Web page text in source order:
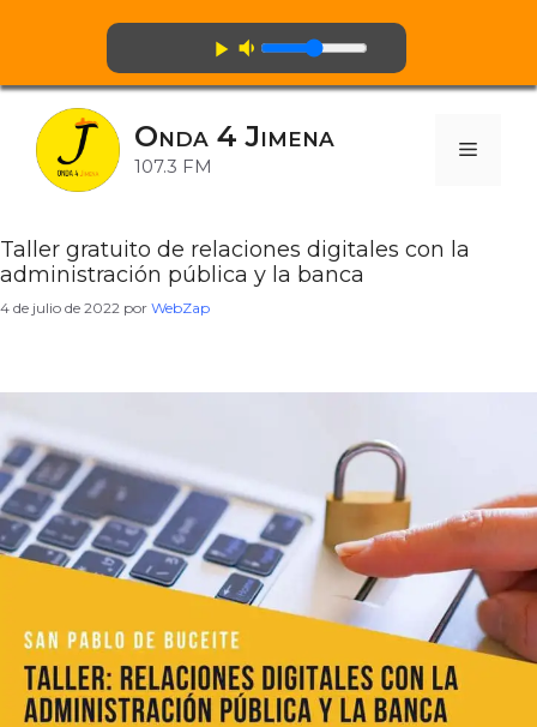
Saltar
contenido
play_arrow volume_down
Onda 4 Jimena
107.3 FM
Menú
Taller gratuito de relaciones digitales con la
administración pública y la banca
4 de julio de 2022 por WebZap